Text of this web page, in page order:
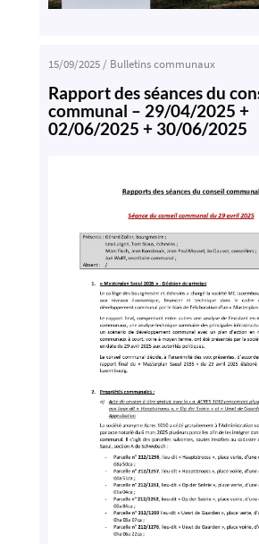
15/09/2025/ Bulletins communaux
Rapport des séances du
communal – 29/04/2025 +
02/06/2025 + 30/06/2025